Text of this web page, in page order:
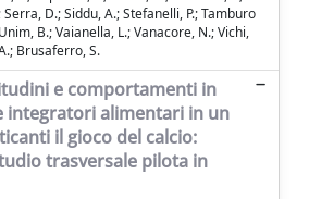
Serra, D.; Siddu, A.; Stefanelli, P.; Tamburo
B.; Vaianella, L.; Vanacore, N.; Vichi,
Brusaferro, S.
e comportamenti in
integratori alimentari in un
il gioco del calcio:
trasversale pilota in